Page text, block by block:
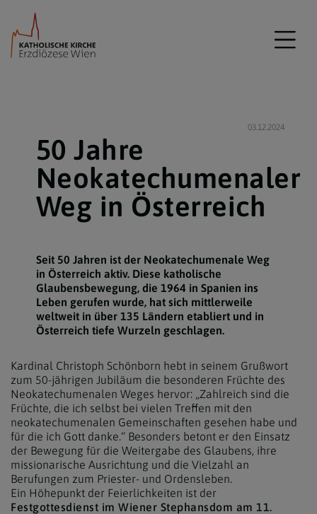
03.12.2024
50 Jahre
Neokatechumenaler
Weg in Österreich
Seit 50 Jahren ist der Neokatechumenale Weg
in Österreich aktiv. Diese katholische
Glaubensbewegung, die 1964 in Spanien ins
Leben gerufen wurde, hat sich mittlerweile
weltweit in über 135 Ländern etabliert und in
Österreich tiefe Wurzeln geschlagen.
Kardinal Christoph Schönborn hebt in seinem Grußwort
zum 50-jährigen Jubiläum die besonderen Früchte des
Neokatechumenalen Weges hervor: „Zahlreich sind die
Früchte, die ich selbst bei vielen Treffen mit den
neokatechumenalen Gemeinschaften gesehen habe und
für die ich Gott danke.“ Besonders betont er den Einsatz
der Bewegung für die Weitergabe des Glaubens, ihre
missionarische Ausrichtung und die Vielzahl an
Berufungen zum Priester- und Ordensleben.
Ein Höhepunkt der Feierlichkeiten ist der
Festgottesdienst im Wiener Stephansdom am 11.